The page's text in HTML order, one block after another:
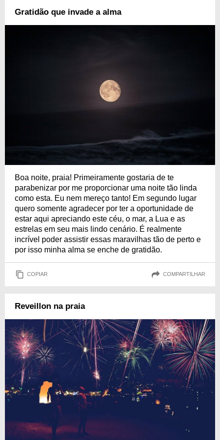
Gratidão que invade a alma
Boa noite, praia! Primeiramente gostaria de te
parabenizar por me proporcionar uma noite tão linda
como esta. Eu nem mereço tanto! Em segundo lugar
quero somente agradecer por ter a oportunidade de
estar aqui apreciando este céu, o mar, a Lua e as
estrelas em seu mais lindo cenário. É realmente
incrível poder assistir essas maravilhas tão de perto e
por isso minha alma se enche de gratidão.
COPIAR COMPARTILHAR
Reveillon na praia